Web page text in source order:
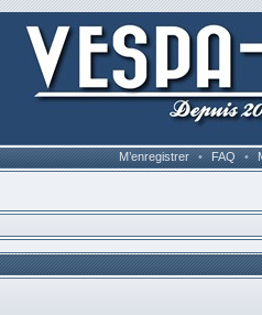
M’enregistrer • FAQ •